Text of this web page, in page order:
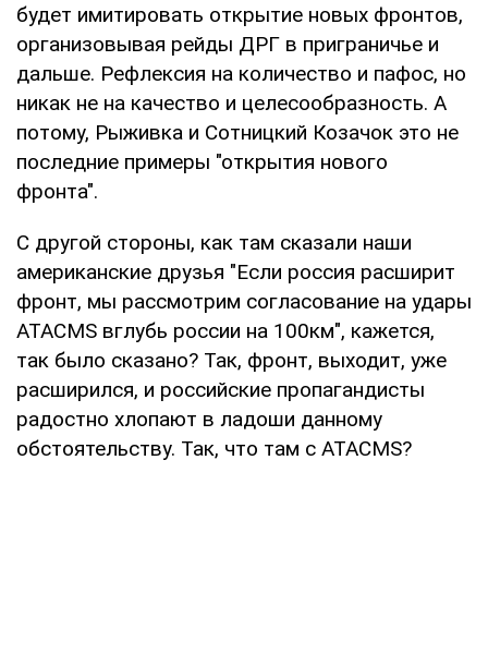
будет имитировать открытие новых фронтов,
организовывая рейды ДРГ в приграничье и
дальше. Рефлексия на количество и пафос, но
никак не на качество и целесообразность. А
потому, Рыживка и Сотницкий Козачок это не
последние примеры "открытия нового
фронта".
С другой стороны, как там сказали наши
американские друзья "Если россия расширит
фронт, мы рассмотрим согласование на удары
ATACMS вглубь россии на 100км", кажется,
так было сказано? Так, фронт, выходит, уже
расширился, и российские пропагандисты
радостно хлопают в ладоши данному
обстоятельству. Так, что там с ATACMS?